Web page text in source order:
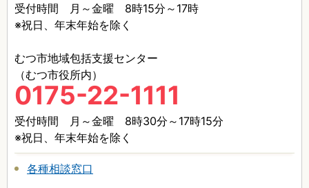
受付時間 月～金曜 8時15分～17時
※祝日、年末年始を除く
むつ市地域包括支援センター
（むつ市役所内）
0175-22-1111
受付時間 月～金曜 8時30分～17時15分
※祝日、年末年始を除く
各種相談窓口